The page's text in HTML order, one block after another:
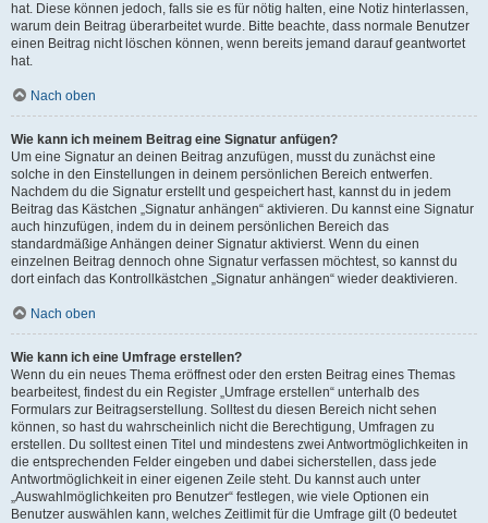
hat. Diese können jedoch, falls sie es für nötig halten, eine Notiz hinterlassen,
warum dein Beitrag überarbeitet wurde. Bitte beachte, dass normale Benutzer
einen Beitrag nicht löschen können, wenn bereits jemand darauf geantwortet
hat.
Nach oben
Wie kann ich meinem Beitrag eine Signatur anfügen?
Um eine Signatur an deinen Beitrag anzufügen, musst du zunächst eine
solche in den Einstellungen in deinem persönlichen Bereich entwerfen.
Nachdem du die Signatur erstellt und gespeichert hast, kannst du in jedem
Beitrag das Kästchen „Signatur anhängen“ aktivieren. Du kannst eine Signatur
auch hinzufügen, indem du in deinem persönlichen Bereich das
standardmäßige Anhängen deiner Signatur aktivierst. Wenn du einen
einzelnen Beitrag dennoch ohne Signatur verfassen möchtest, so kannst du
dort einfach das Kontrollkästchen „Signatur anhängen“ wieder deaktivieren.
Nach oben
Wie kann ich eine Umfrage erstellen?
Wenn du ein neues Thema eröffnest oder den ersten Beitrag eines Themas
bearbeitest, findest du ein Register „Umfrage erstellen“ unterhalb des
Formulars zur Beitragserstellung. Solltest du diesen Bereich nicht sehen
können, so hast du wahrscheinlich nicht die Berechtigung, Umfragen zu
erstellen. Du solltest einen Titel und mindestens zwei Antwortmöglichkeiten in
die entsprechenden Felder eingeben und dabei sicherstellen, dass jede
Antwortmöglichkeit in einer eigenen Zeile steht. Du kannst auch unter
„Auswahlmöglichkeiten pro Benutzer“ festlegen, wie viele Optionen ein
Benutzer auswählen kann, welches Zeitlimit für die Umfrage gilt (0 bedeutet